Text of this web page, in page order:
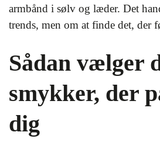
armbånd i sølv og læder. Det
trends, men om at finde det, der
Sådan vælger
smykker, der
dig